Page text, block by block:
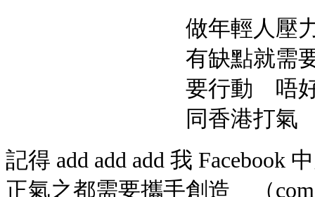
做年輕人壓力都幾
有缺點就需要改 我
要行動 唔好靠
同香港打氣
記得 add add add 我 Facebook
正氣之都需要攜手創造 （